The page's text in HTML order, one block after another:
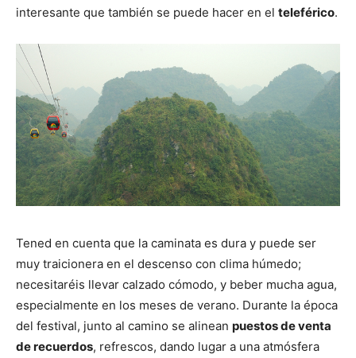
interesante que también se puede hacer en el teleférico.
Tened en cuenta que la caminata es dura y puede ser
muy traicionera en el descenso con clima húmedo;
necesitaréis llevar calzado cómodo, y beber mucha agua,
especialmente en los meses de verano. Durante la época
del festival, junto al camino se alinean puestos de venta
de recuerdos, refrescos, dando lugar a una atmósfera